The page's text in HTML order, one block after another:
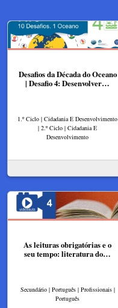
Desafios da Década do Oceano
| Desafio 4: Desenvolver…
1.º Ciclo | Cidadania E Desenvolvimento
| 2.º Ciclo | Cidadania E
Desenvolvimento
As leituras obrigatórias e o
seu tempo: literatura do…
Secundário | Português | Profissionais |
Português